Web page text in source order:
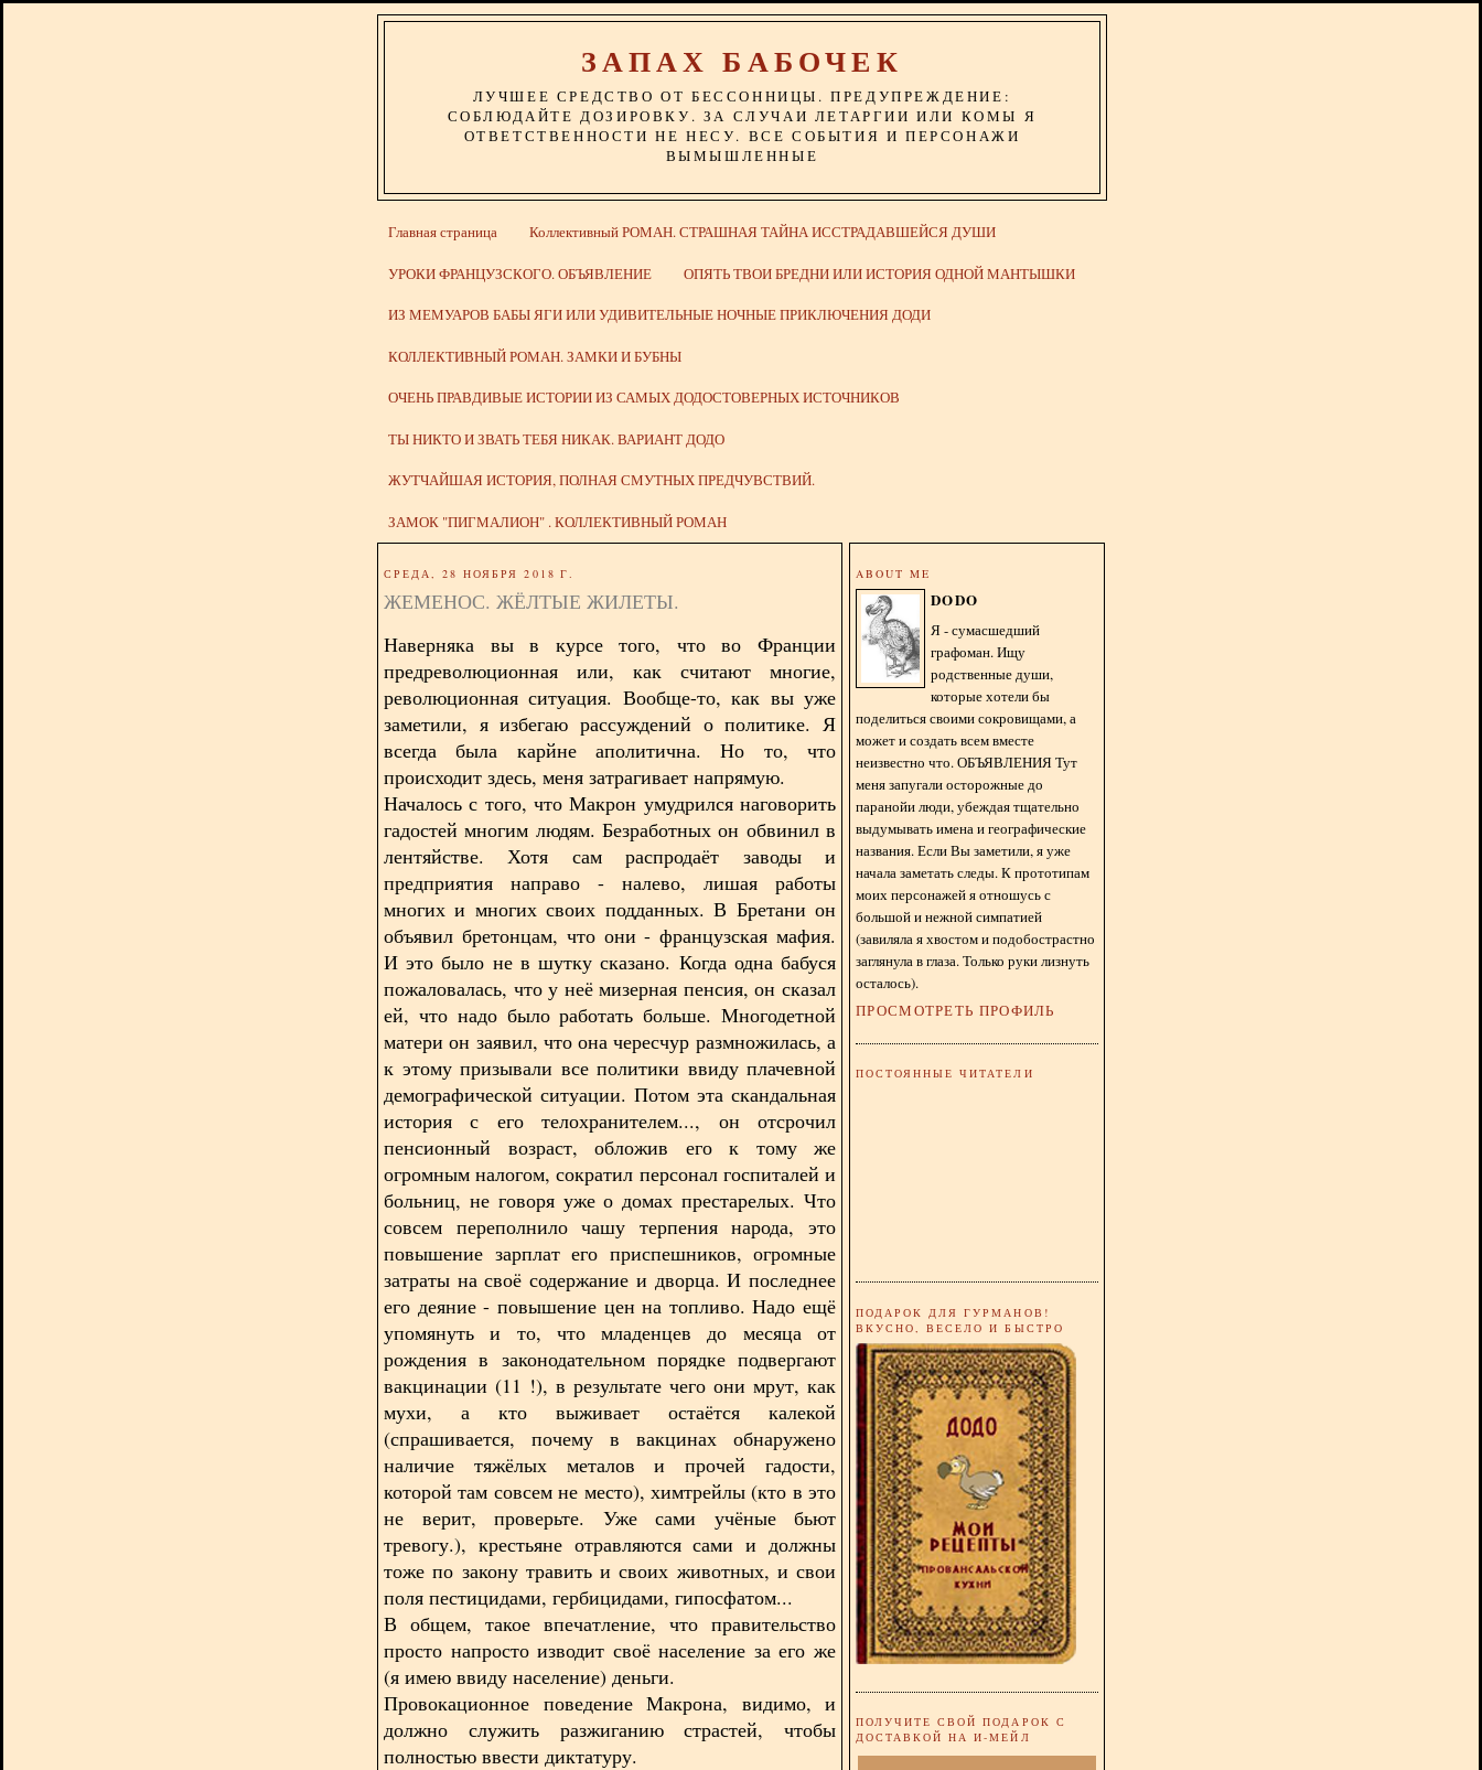
ЗАПАХ БАБОЧЕК
ЛУЧШЕЕ СРЕДСТВО ОТ БЕССОННИЦЫ. ПРЕДУПРЕЖДЕНИЕ:
СОБЛЮДАЙТЕ ДОЗИРОВКУ. ЗА СЛУЧАИ ЛЕТАРГИИ ИЛИ КОМЫ Я
ОТВЕТСТВЕННОСТИ НЕ НЕСУ. ВСЕ СОБЫТИЯ И ПЕРСОНАЖИ
ВЫМЫШЛЕННЫЕ
Главная страница Коллективный РОМАН. СТРАШНАЯ ТАЙНА ИССТРАДАВШЕЙСЯ ДУШИ
УРОКИ ФРАНЦУЗСКОГО. ОБЪЯВЛЕНИЕ ОПЯТЬ ТВОИ БРЕДНИ ИЛИ ИСТОРИЯ ОДНОЙ МАНТЫШКИ
ИЗ МЕМУАРОВ БАБЫ ЯГИ ИЛИ УДИВИТЕЛЬНЫЕ НОЧНЫЕ ПРИКЛЮЧЕНИЯ ДОДИ
КОЛЛЕКТИВНЫЙ РОМАН. ЗАМКИ И БУБНЫ
ОЧЕНЬ ПРАВДИВЫЕ ИСТОРИИ ИЗ САМЫХ ДОДОСТОВЕРНЫХ ИСТОЧНИКОВ
ТЫ НИКТО И ЗВАТЬ ТЕБЯ НИКАК. ВАРИАНТ ДОДО
ЖУТЧАЙШАЯ ИСТОРИЯ, ПОЛНАЯ СМУТНЫХ ПРЕДЧУВСТВИЙ.
ЗАМОК "ПИГМАЛИОН" . КОЛЛЕКТИВНЫЙ РОМАН
СРЕДА, 28 НОЯБРЯ 2018 Г.
ЖЕМЕНОС. ЖЁЛТЫЕ ЖИЛЕТЫ.
Наверняка вы в курсе того, что во Франции
предреволюционная или, как считают многие,
революционная ситуация. Вообще-то, как вы уже
заметили, я избегаю рассуждений о политике. Я
всегда была карйне аполитична. Но то, что
происходит здесь, меня затрагивает напрямую.
Началось с того, что Макрон умудрился наговорить
гадостей многим людям. Безработных он обвинил в
лентяйстве. Хотя сам распродаёт заводы и
предприятия направо - налево, лишая работы
многих и многих своих подданных. В Бретани он
объявил бретонцам, что они - французская мафия.
И это было не в шутку сказано. Когда одна бабуся
пожаловалась, что у неё мизерная пенсия, он сказал
ей, что надо было работать больше. Многодетной
матери он заявил, что она чересчур размножилась, а
к этому призывали все политики ввиду плачевной
демографической ситуации. Потом эта скандальная
история с его телохранителем..., он отсрочил
пенсионный возраст, обложив его к тому же
огромным налогом, сократил персонал госпиталей и
больниц, не говоря уже о домах престарелых. Что
совсем переполнило чашу терпения народа, это
повышение зарплат его приспешников, огромные
затраты на своё содержание и дворца. И последнее
его деяние - повышение цен на топливо. Надо ещё
упомянуть и то, что младенцев до месяца от
рождения в законодательном порядке подвергают
вакцинации (11 !), в результате чего они мрут, как
мухи, а кто выживает остаётся калекой
(спрашивается, почему в вакцинах обнаружено
наличие тяжёлых металов и прочей гадости,
которой там совсем не место), химтрейлы (кто в это
не верит, проверьте. Уже сами учёные бьют
тревогу.), крестьяне отравляются сами и должны
тоже по закону травить и своих животных, и свои
поля пестицидами, гербицидами, гипосфатом...
В общем, такое впечатление, что правительство
просто напросто изводит своё население за его же
(я имею ввиду население) деньги.
Провокационное поведение Макрона, видимо, и
должно служить разжиганию страстей, чтобы
полностью ввести диктатуру.
ABOUT ME
DODO
Я - сумасшедший
графоман. Ищу
родственные души,
которые хотели бы
поделиться своими сокровищами, а
может и создать всем вместе
неизвестно что. ОБЪЯВЛЕНИЯ Тут
меня запугали осторожные до
паранойи люди, убеждая тщательно
выдумывать имена и географические
названия. Если Вы заметили, я уже
начала заметать следы. К прототипам
моих персонажей я отношусь с
большой и нежной симпатией
(завиляла я хвостом и подобострастно
заглянула в глаза. Только руки лизнуть
осталось).
ПРОСМОТРЕТЬ ПРОФИЛЬ
ПОСТОЯННЫЕ ЧИТАТЕЛИ
ПОДАРОК ДЛЯ ГУРМАНОВ!
ВКУСНО, ВЕСЕЛО И БЫСТРО
ПОЛУЧИТЕ СВОЙ ПОДАРОК С
ДОСТАВКОЙ НА И-МЕЙЛ